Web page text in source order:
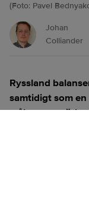
(Foto: Pavel
Johan
Colliander
Ryssland
samtidigt som
målar upp